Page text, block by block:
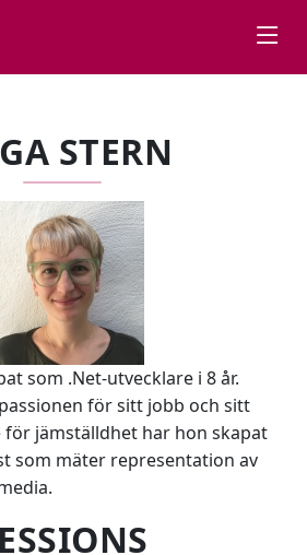
STERN
som .Net-utvecklare i 8 år.
för sitt jobb och sitt
jämställdhet har hon skapat
som mäter representation av